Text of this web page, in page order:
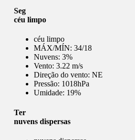
Seg
céu limpo
céu limpo
MÁX/MÍN: 34/18
Nuvens: 3%
Vento: 3.22 m/s
Direção do vento: NE
Pressão: 1018hPa
Umidade: 19%
Ter
nuvens dispersas